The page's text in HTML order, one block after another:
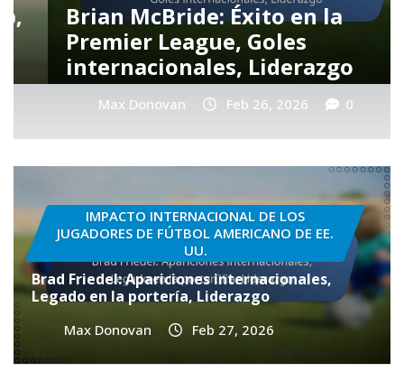
Brian McBride: Éxito en la
Premier League, Goles
internacionales, Liderazgo
Max Donovan Feb 26, 2026
IMPACTO INTERNACIONAL DE LOS
JUGADORES DE FÚTBOL AMERICANO DE EE.
UU.
Brad Friedel: Apariciones internacionales,
Legado en la portería, Liderazgo
Max Donovan Feb 27, 2026